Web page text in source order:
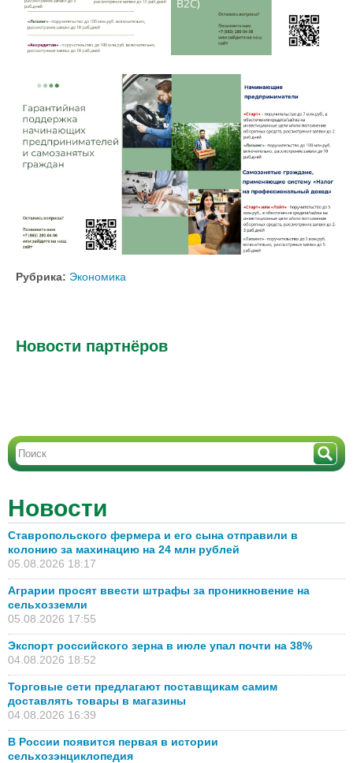
Рубрика: Экономика
Новости партнёров
Новости
Ставропольского фермера и его сына отправили в
колонию за махинацию на 24 млн рублей
05.08.2026 18:17
Аграрии просят ввести штрафы за проникновение на
сельхозземли
05.08.2026 17:55
Экспорт российского зерна в июле упал почти на 38%
04.08.2026 18:52
Торговые сети предлагают поставщикам самим
доставлять товары в магазины
04.08.2026 16:39
В России появится первая в истории
сельхозэнциклопедия